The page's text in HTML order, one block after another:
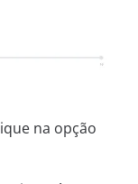
na opção